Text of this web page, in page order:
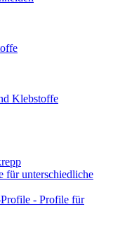
Klebstoffe
unterschiedliche
- Profile für